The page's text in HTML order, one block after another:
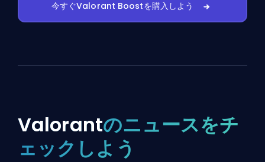
今すぐValorant Boostを購入しよう
Valorantのニュースをチ
ェックしよう